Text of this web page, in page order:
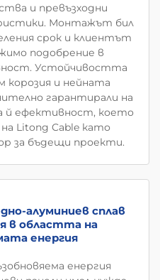
и превъзходни
Монтажът бил
срок и клиентът
подобрение в
Устойчивостта
корозия и нейната
гарантирали на
й ефективност, което
Litong Cable като
за бъдещи проекти.
алуминиев сплав
в областта на
енергия
енергия